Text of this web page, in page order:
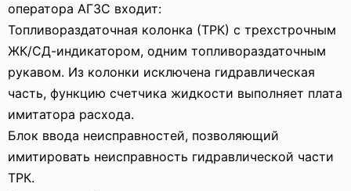
оператора АГЗС входит:
Топливораздаточная колонка (ТРК) с трехстрочным
ЖК/СД-индикатором, одним топливораздаточным
рукавом. Из колонки исключена гидравлическая
часть, функцию счетчика жидкости выполняет плата
имитатора расхода.
Блок ввода неисправностей, позволяющий
имитировать неисправность гидравлической части
ТРК.